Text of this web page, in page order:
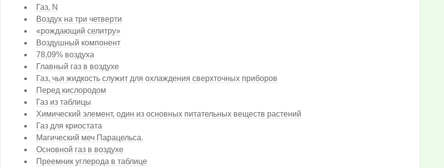
Газ, N
Воздух на три четверти
«рождающий селитру»
Воздушный компонент
78,09% воздуха
Главный газ в воздухе
Газ, чья жидкость служит для охлаждения сверхточных приборов
Перед кислородом
Газ из таблицы
Химический элемент, один из основных питательных веществ растений
Газ для криостата
Магический меч Парацельса.
Основной газ в воздухе
Преемник углерода в таблице